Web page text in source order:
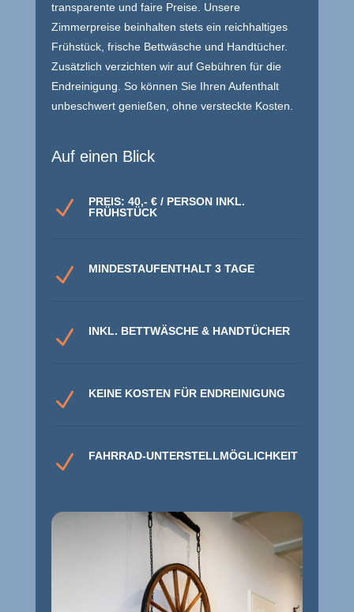
transparente und faire Preise. Unsere
Zimmerpreise beinhalten stets ein reichhaltiges
Frühstück, frische Bettwäsche und Handtücher.
Zusätzlich verzichten wir auf Gebühren für die
Endreinigung. So können Sie Ihren Aufenthalt
unbeschwert genießen, ohne versteckte Kosten.
Auf einen Blick
N
PREIS: 40,- € / PERSON INKL.
FRÜHSTÜCK
N MINDESTAUFENTHALT 3 TAGE
N INKL. BETTWÄSCHE & HANDTÜCHER
N KEINE KOSTEN FÜR ENDREINIGUNG
N FAHRRAD-UNTERSTELLMÖGLICHKEIT